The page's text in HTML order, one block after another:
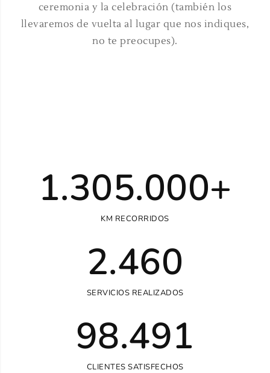
ceremonia y la celebración (también los
llevaremos de vuelta al lugar que nos indiques,
no te preocupes).
KM RECORRIDOS
1.305.000+
SERVICIOS REALIZADOS
2.460
CLIENTES SATISFECHOS
98.491